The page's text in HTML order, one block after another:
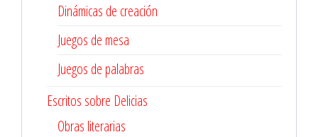
Dinámicas de creación
Juegos de mesa
Juegos de palabras
Escritos sobre Delicias
Obras literarias